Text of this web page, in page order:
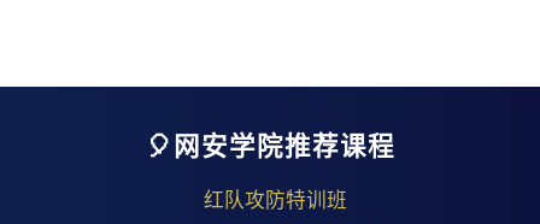
🎈网安学院推荐课程
红队攻防特训班